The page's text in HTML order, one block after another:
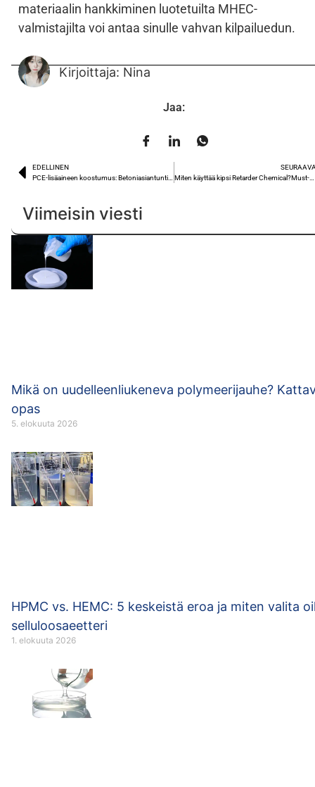
materiaalin hankkiminen luotetuilta MHEC-
valmistajilta voi antaa sinulle vahvan kilpailuedun.
Kirjoittaja: Nina
Jaa:
EDELLINEN
Viimeisin viesti
Mikä on uudelleenliukeneva polymeerijauhe?
opas
5. elokuuta 2026
HPMC vs. HEMC: 5 keskeistä eroa ja miten valita
selluloosaeetteri
1. elokuuta 2026